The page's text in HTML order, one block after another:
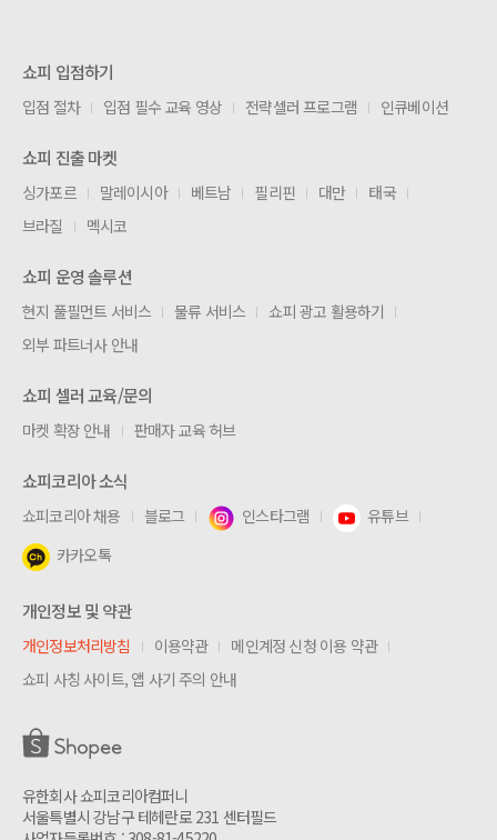
쇼피 입점하기
입점 절차 입점 필수 교육 영상 전략셀러 프로그램 인큐베이션
쇼피 진출 마켓
싱가포르 말레이시아 베트남 필리핀 대만
태국
브라질
멕시코
쇼피 운영 솔루션
현지 풀필먼트 서비스 물류 서비스
쇼피 광고 활용하기
외부 파트너사 안내
쇼피 셀러 교육/문의
마켓 확장 안내 판매자 교육 허브
쇼피코리아 소식
쇼피코리아 채용 블로그 인스타그램
유튜브
카카오톡
개인정보 및 약관
개인정보처리방침 이용약관
메인계정 신청 이용 약관
쇼피 사칭 사이트, 앱 사기 주의 안내
유한회사 쇼피코리아컴퍼니
서울특별시 강남구 테헤란로 231 센터필드